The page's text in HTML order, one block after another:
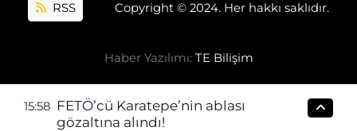
RSS Copyright © 2024. Her hakkı saklıdır.
Haber Yazılımı: TE Bilişim
15:58 FETÖ’cü Karatepe’nin ablası
gözaltına alındı!